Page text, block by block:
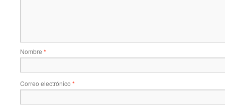
Nombre *
Correo electrónico *